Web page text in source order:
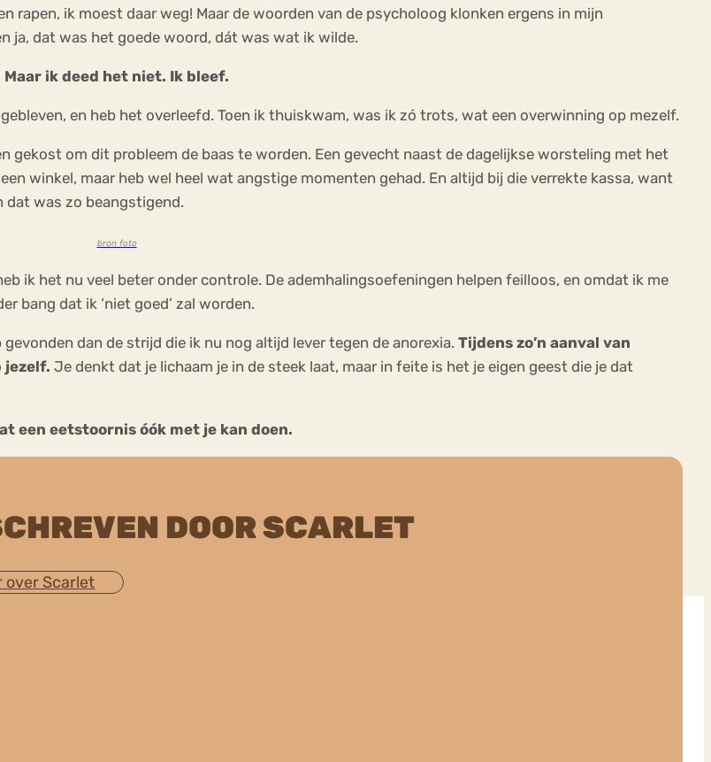
rapen, ik moest daar weg! Maar de woorden van de psycholoog klonken ergens in mijn
ja, dat was het goede woord, dát was wat ik wilde.
Maar ik deed het niet. Ik bleef.
en heb het overleefd. Toen ik thuiskwam, was ik zó trots, wat een overwinning op mezelf.
gekost om dit probleem de baas te worden. Een gevecht naast de dagelijkse worsteling met het
winkel, maar heb wel heel wat angstige momenten gehad. En altijd bij die verrekte kassa, want
dat was zo beangstigend.
bron foto
ik het nu veel beter onder controle. De ademhalingsoefeningen helpen feilloos, en omdat ik me
bang dat ik ‘niet goed’ zal worden.
dan de strijd die ik nu nog altijd lever tegen de anorexia. Tijdens zo’n aanval van
jezelf. Je denkt dat je lichaam je in de steek laat, maar in feite is het je eigen geest die je dat
een eetstoornis óók met je kan doen.
DOOR SCARLET
over Scarlet